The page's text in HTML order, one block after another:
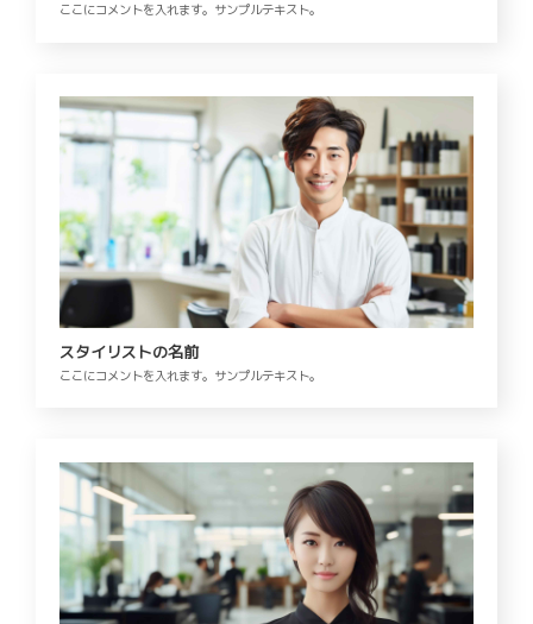
ここにコメントを入れます。サンプルテキスト。
スタイリストの名前
ここにコメントを入れます。サンプルテキスト。